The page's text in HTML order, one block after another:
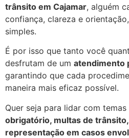
trânsito em Cajamar, alguém
confiança, clareza e
simples.
É por isso que tanto você
desfrutam de um atendimento
garantindo que cada
maneira mais eficaz possível.
Quer seja para lidar com
obrigatório, multas de
representação em casos